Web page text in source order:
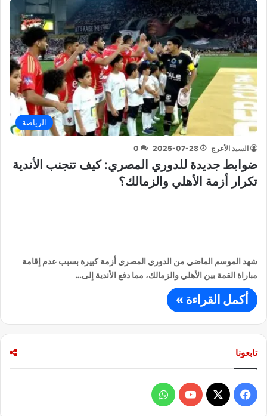
الرياضة
السيد الأعرج 2025-07-28
0
ضوابط جديدة للدوري المصري: كيف تتجنب الأندية
تكرار أزمة الأهلي والزمالك؟
شهد الموسم الماضي من الدوري المصري أزمة كبيرة بسبب عدم إقامة
مباراة القمة بين الأهلي والزمالك، مما دفع الأندية إلى…
أكمل القراءة »
تابعونا